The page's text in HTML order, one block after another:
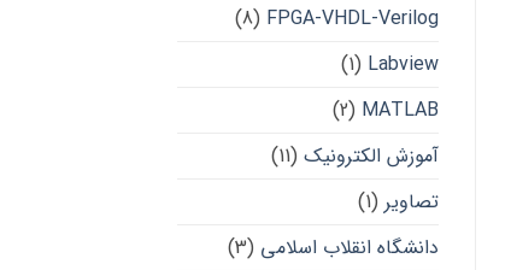
FPGA-VHDL-Verilog
(8)
Labview
(1)
MATLAB
(2)
آموزش الکترونیک (11)
تصاویر (1)
دانشگاه انقلاب اسلامی (3)